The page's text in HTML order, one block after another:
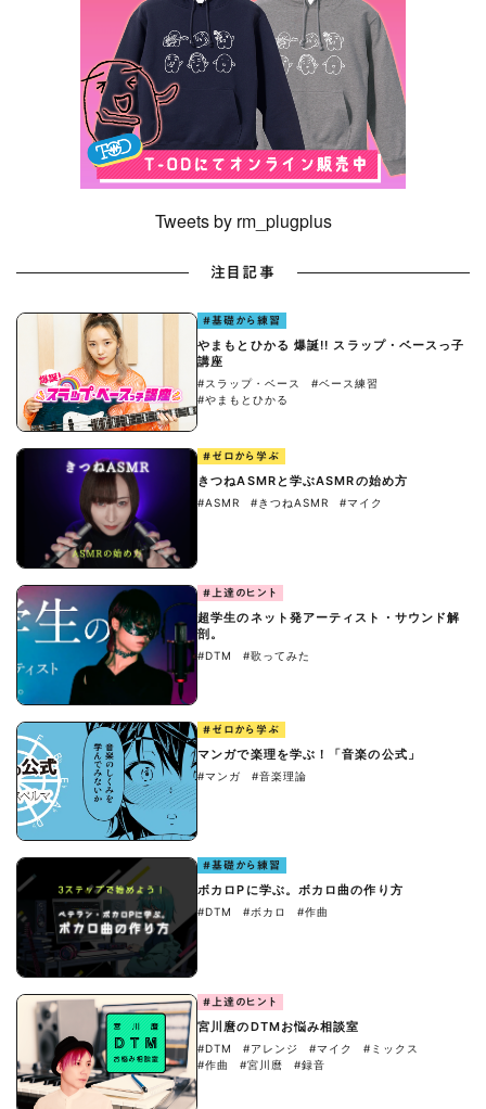
Tweets by rm_plugplus
注目記事
#基礎から練習
やまもとひかる 爆誕!! スラップ・ベースっ子
講座
#スラップ・ベース
#ベース練習
#やまもとひかる
#ゼロから学ぶ
きつねASMRと学ぶASMRの始め方
#ASMR #きつねASMR #マイク
#上達のヒント
超学生のネット発アーティスト・サウンド解
剖。
#DTM #歌ってみた
#ゼロから学ぶ
マンガで楽理を学ぶ！「音楽の公式」
#マンガ #音楽理論
#基礎から練習
ボカロPに学ぶ。ボカロ曲の作り方
#DTM #ボカロ #作曲
#上達のヒント
宮川麿のDTMお悩み相談室
#DTM #アレンジ #マイク
#ミックス
#作曲
#宮川麿 #録音